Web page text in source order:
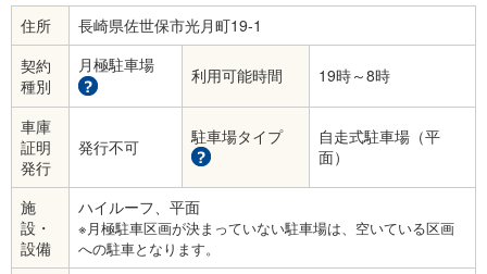
住所
長崎県佐世保市光月町19-1
契約
種別
月極駐車場 利用可能時間 19時～8時
車庫
証明
発行
発行不可 駐車場タイプ
自走式駐車場（平
面）
施
設・
設備
ハイルーフ、平面
※月極駐車区画が決まっていない駐車場は、空いている区画
への駐車となります。